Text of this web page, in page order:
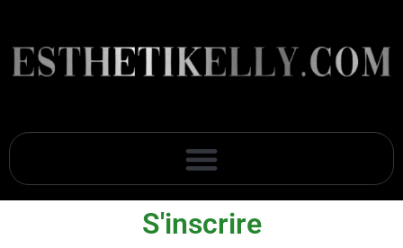
S'inscrire